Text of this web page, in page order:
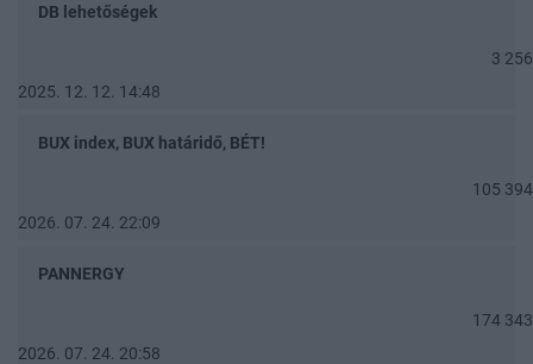
DB lehetőségek
3 256
2025. 12. 12. 14:48
BUX index, BUX határidő, BÉT!
105 394
2026. 07. 24. 22:09
PANNERGY
174 343
2026. 07. 24. 20:58